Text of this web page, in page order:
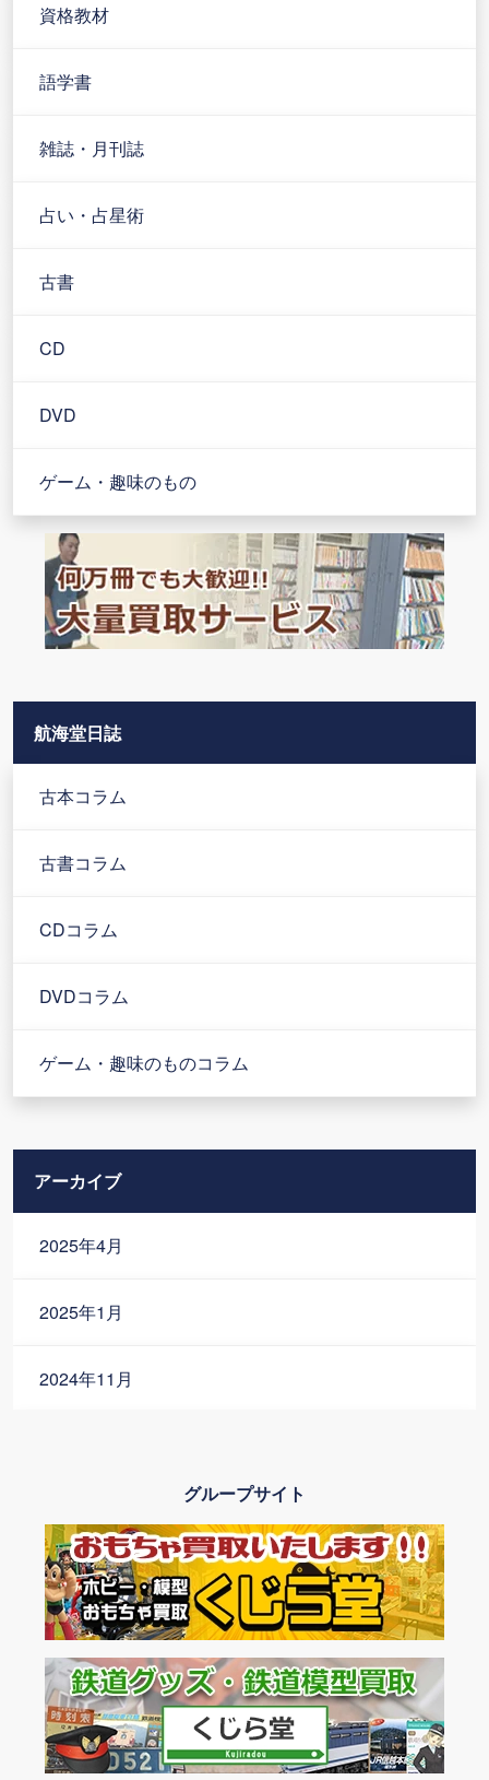
資格教材
語学書
雑誌・月刊誌
占い・占星術
古書
CD
DVD
ゲーム・趣味のもの
航海堂日誌
古本コラム
古書コラム
CDコラム
DVDコラム
ゲーム・趣味のものコラム
アーカイブ
2025年4月
2025年1月
2024年11月
グループサイト